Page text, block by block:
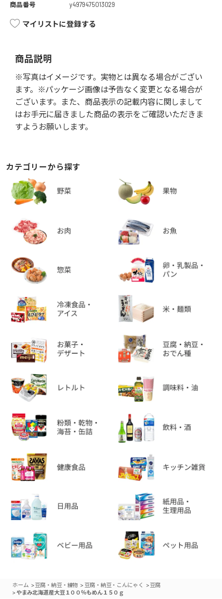
商品番号
y4979475013029
マイリストに登録する
商品説明
※写真はイメージです。実物とは異なる場合がござい
ます。※パッケージ画像は予告なく変更となる場合が
ございます。また、商品表示の記載内容に関しまして
はお手元に届きました商品の表示をご確認いただきま
すようお願いします。
カテゴリーから探す
ホーム >豆腐・納豆・練物 > 豆腐・納豆・こんにゃく >豆腐
>やまみ北海道産大豆１００％もめん１５０ｇ